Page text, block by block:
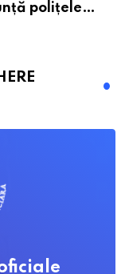
polițele
termenele